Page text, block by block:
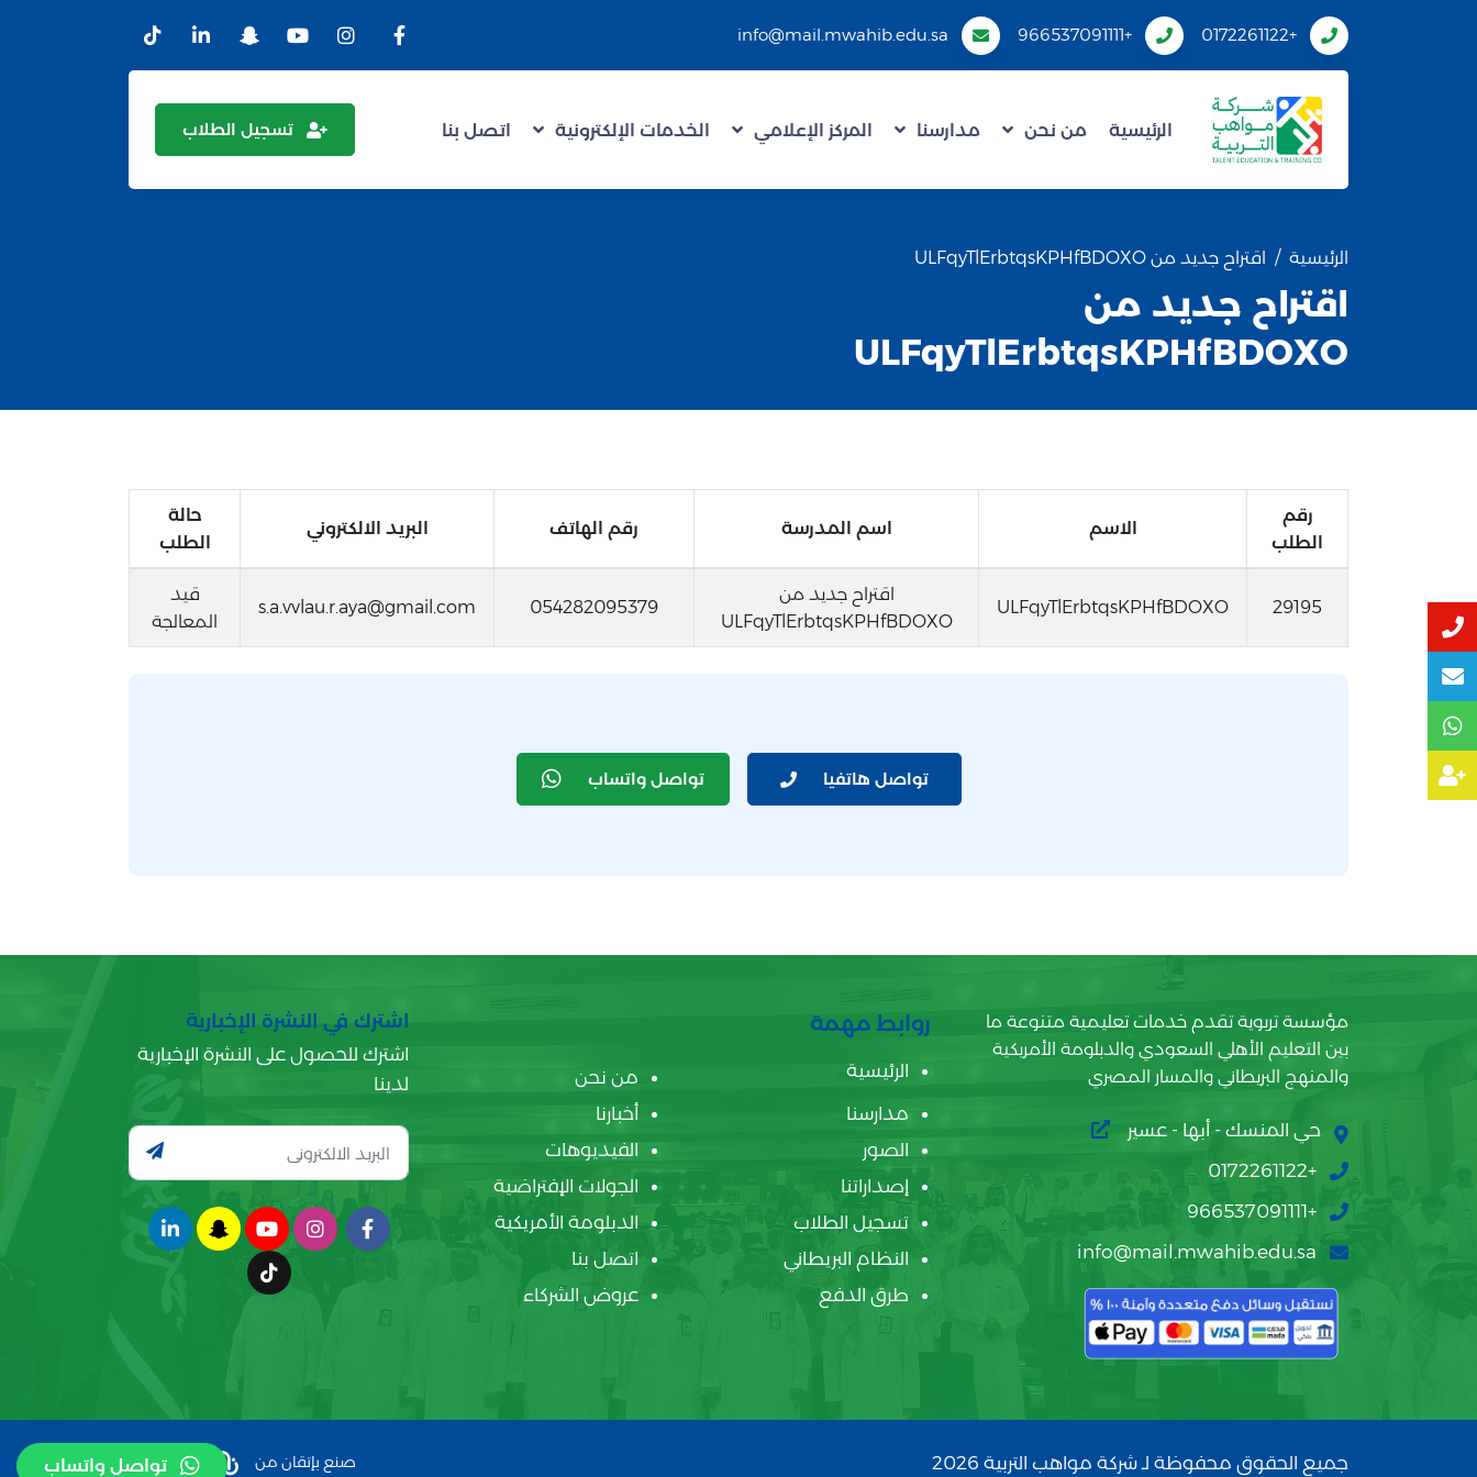
+0172261122
+966537091111
info@mail.mwahib.edu.sa
الرئيسية من نحن مدارسنا المركز الإعلامي الخدمات الإلكترونية اتصل بنا تسجيل الطلاب
الرئيسية اقتراح جديد من ULFqyTlErbtqsKPHfBDOXO
اقتراح جديد من
ULFqyTlErbtqsKPHfBDOXO
رقم
الطلب
الاسم اسم المدرسة رقم الهاتف البريد الالكتروني
حالة
الطلب
29195
ULFqyTlErbtqsKPHfBDOXO
اقتراح جديد من
ULFqyTlErbtqsKPHfBDOXO
054282095379
s.a.vvlau.r.aya@gmail.com
قيد
المعالجة
تواصل هاتفيا تواصل واتساب
تواصل واتساب
مؤسسة تربوية تقدم خدمات تعليمية متنوعة ما
بين التعليم الأهلي السعودي والدبلومة الأمريكية
والمنهج البريطاني والمسار المصري
حي المنسك - أبها - عسير
+0172261122
+966537091111
info@mail.mwahib.edu.sa
روابط مهمة
الرئيسية
من نحن
مدارسنا
أخبارنا
الصور
الفيديوهات
إصداراتنا
الجولات الإفتراضية
تسجيل الطلاب
الدبلومة الأمريكية
النظام البريطاني
اتصل بنا
طرق الدفع
عروض الشركاء
اشترك في النشرة الإخبارية
اشترك للحصول على النشرة الإخبارية
لدينا
جميع الحقوق محفوظة لـ شركة مواهب التربية 2026 صنع بإتقان من